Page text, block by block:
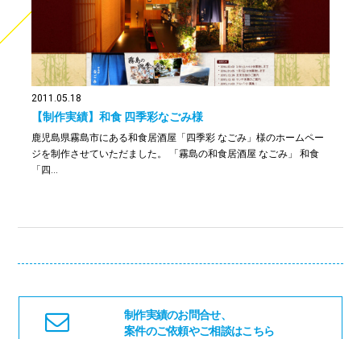
2011.05.18
【制作実績】和食 四季彩なごみ様
鹿児島県霧島市にある和食居酒屋「四季彩 なごみ」様のホームペー
ジを制作させていただました。 「霧島の和食居酒屋 なごみ」 和食
「四…
制作実績のお問合せ、
案件のご依頼やご相談はこちら